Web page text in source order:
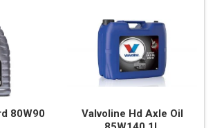
80W90
Valvoline Hd Axle Oil